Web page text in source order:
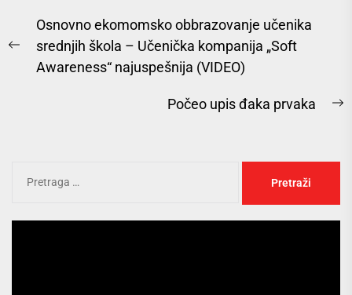
Osnovno ekomomsko obbrazovanje učenika
srednjih škola – Učenička kompanija „Soft
Awareness“ najuspešnija (VIDEO)
Počeo upis đaka prvaka